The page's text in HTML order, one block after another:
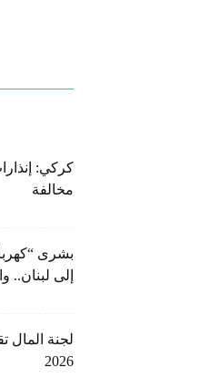
كركي:
مخالفة
بشرى
إلى لبنان..
لجنة المال
2026